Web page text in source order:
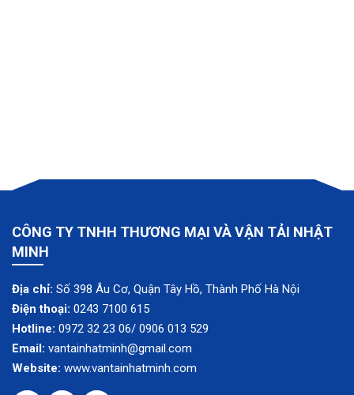
CÔNG TY TNHH THƯƠNG MẠI VÀ VẬN TẢI NHẬT
MINH
Địa chỉ: Số 398 Âu Cơ, Quận Tây Hồ, Thành Phố Hà Nội
Điện thoại: 0243 7100 615
Hotline: 0972 32 23 06/ 0906 013 529
Email: vantainhatminh@gmail.com
Website: www.vantainhatminh.com